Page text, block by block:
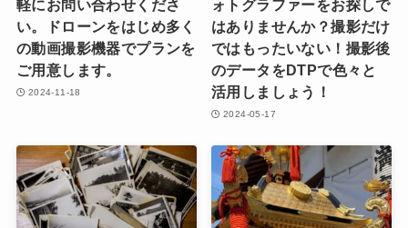
軽にお問い合わせくださ
い。ドローンをはじめ多く
の動画撮影機器でプランを
ご用意します。
2024-11-18
ォトグラファーをお探しで
はありませんか？撮影だけ
ではもったいない！撮影後
のデータをDTPで色々と
活用しましょう！
2024-05-17